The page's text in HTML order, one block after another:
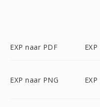
EXP naar PDF
EXP naar PNG